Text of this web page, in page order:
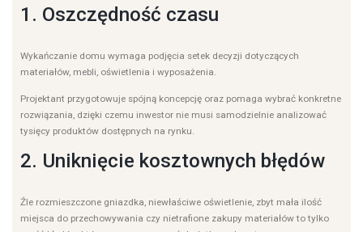
1. Oszczędność czasu
Wykańczanie domu wymaga podjęcia setek decyzji dotyczących
materiałów, mebli, oświetlenia i wyposażenia.
Projektant przygotowuje spójną koncepcję oraz pomaga wybrać konkretne
rozwiązania, dzięki czemu inwestor nie musi samodzielnie analizować
tysięcy produktów dostępnych na rynku.
2. Uniknięcie kosztownych błędów
Źle rozmieszczone gniazdka, niewłaściwe oświetlenie, zbyt mała ilość
miejsca do przechowywania czy nietrafione zakupy materiałów to tylko